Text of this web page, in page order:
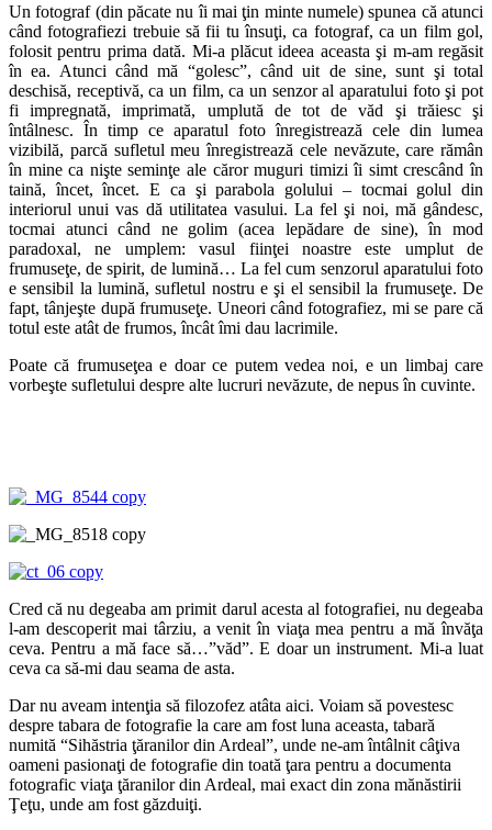
Un fotograf (din păcate nu îi mai ţin minte numele) spunea că atunci
când fotografiezi trebuie să fii tu însuţi, ca fotograf, ca un film gol,
folosit pentru prima dată. Mi-a plăcut ideea aceasta şi m-am regăsit
în ea. Atunci când mă “golesc”, când uit de sine, sunt şi total
deschisă, receptivă, ca un film, ca un senzor al aparatului foto şi pot
fi impregnată, imprimată, umplută de tot de văd şi trăiesc şi
întâlnesc. În timp ce aparatul foto înregistrează cele din lumea
vizibilă, parcă sufletul meu înregistrează cele nevăzute, care rămân
în mine ca nişte seminţe ale căror muguri timizi îi simt crescând în
taină, încet, încet. E ca şi parabola golului – tocmai golul din
interiorul unui vas dă utilitatea vasului. La fel şi noi, mă gândesc,
tocmai atunci când ne golim (acea lepădare de sine), în mod
paradoxal, ne umplem: vasul fiinţei noastre este umplut de
frumuseţe, de spirit, de lumină… La fel cum senzorul aparatului foto
e sensibil la lumină, sufletul nostru e şi el sensibil la frumuseţe. De
fapt, tânjeşte după frumuseţe. Uneori când fotografiez, mi se pare că
totul este atât de frumos, încât îmi dau lacrimile.
Poate că frumuseţea e doar ce putem vedea noi, e un limbaj care
vorbeşte sufletului despre alte lucruri nevăzute, de nepus în cuvinte.
Cred că nu degeaba am primit darul acesta al fotografiei, nu degeaba
l-am descoperit mai târziu, a venit în viaţa mea pentru a mă învăţa
ceva. Pentru a mă face să…”văd”. E doar un instrument. Mi-a luat
ceva ca să-mi dau seama de asta.
Dar nu aveam intenţia să filozofez atâta aici. Voiam să povestesc
despre tabara de fotografie la care am fost luna aceasta, tabară
numită “Sihăstria ţăranilor din Ardeal”, unde ne-am întâlnit câţiva
oameni pasionaţi de fotografie din toată ţara pentru a documenta
fotografic viaţa ţăranilor din Ardeal, mai exact din zona mănăstirii
Ţeţu, unde am fost găzduiţi.